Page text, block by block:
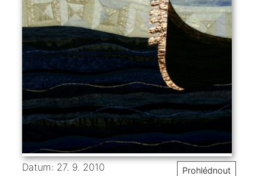
Datum: 27. 9. 2010 Prohlédnout